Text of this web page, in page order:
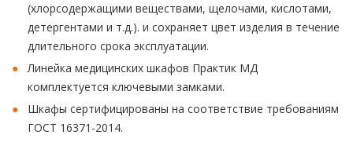
(хлорсодержащими веществами, щелочами, кислотами,
детергентами и т.д.). и сохраняет цвет изделия в течение
длительного срока эксплуатации.
Линейка медицинских шкафов Практик МД
комплектуется ключевыми замками.
Шкафы сертифицированы на соответствие требованиям
ГОСТ 16371-2014.